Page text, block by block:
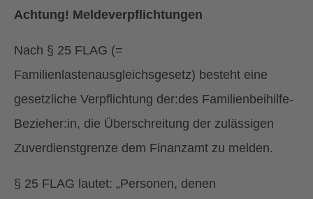
Achtung! Meldeverpflichtungen
Nach § 25 FLAG (=
Familienlastenausgleichsgesetz) besteht eine
gesetzliche Verpflichtung der:des Familienbeihilfe-
Bezieher:in, die Überschreitung der zulässigen
Zuverdienstgrenze dem Finanzamt zu melden.
§ 25 FLAG lautet: „Personen, denen